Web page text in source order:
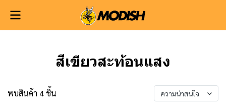
สีเขียวสะท้อนแสง
พบสินค้า 4 ชิ้น ความน่าสนใจ